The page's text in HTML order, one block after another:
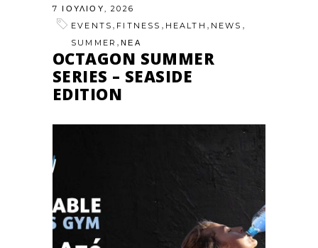
7 ΙΟΥΛΊΟΥ, 2026
EVENTS , FITNESS , HEALTH , NEWS ,
SUMMER ,ΝΕΑ
OCTAGON SUMMER
SERIES – SEASIDE
EDITION